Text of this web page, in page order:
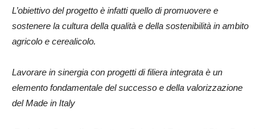
L’obiettivo del progetto è infatti quello di promuovere e
sostenere la cultura della qualità e della sostenibilità in ambito
agricolo e cerealicolo.
Lavorare in sinergia con progetti di filiera integrata è un
elemento fondamentale del successo e della valorizzazione
del Made in Italy